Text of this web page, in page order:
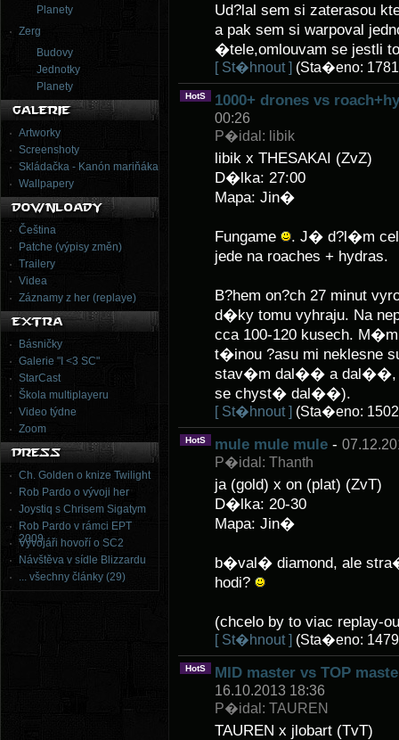
Planety
Zerg
Budovy
Jednotky
Planety
Artworky
Screenshoty
Skládačka - Kanón mariňáka
Wallpapery
Čeština
Patche (výpisy změn)
Trailery
Videa
Záznamy z her (replaye)
Básničky
Galerie "I <3 SC"
StarCast
Škola multiplayeru
Video týdne
Zoom
Ch. Golden o knize Twilight
Rob Pardo o vývoji her
Joystiq s Chrisem Sigatym
Rob Pardo v rámci EPT
2009
Vývojáři hovoří o SC2
Návštěva v sídle Blizzardu
... všechny články (29)
Ud?lal sem si zaterasou
a pak sem si warpoval
�tele,omlouvam se jestli
[ St�hnout ] (Sta�eno:
HotS 1000+ drones vs
00:26
P�idal: libik
libik x THESAKAI (ZvZ)
D�lka: 27:00
Mapa: Jin�
Fungame
. J� d?l�m
jede na roaches + hydras.
B?hem on?ch 27 minut
d�ky tomu vyhraju. Na
cca 100-120 kusech.
t�inou ?asu mi neklesne
stav�m dal�� a dal��,
se chyst� dal��).
[ St�hnout ] (Sta�eno:
HotS mule mule mule -
P�idal: Thanth
ja (gold) x on (plat) (ZvT)
D�lka: 20-30
Mapa: Jin�
b�val� diamond, ale
hodi?
(chcelo by to viac replay-
[ St�hnout ] (Sta�eno:
HotS MID master vs TOP
16.10.2013 18:36
P�idal: TAUREN
TAUREN x jlobart (TvT)